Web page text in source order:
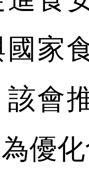
家
該會
優